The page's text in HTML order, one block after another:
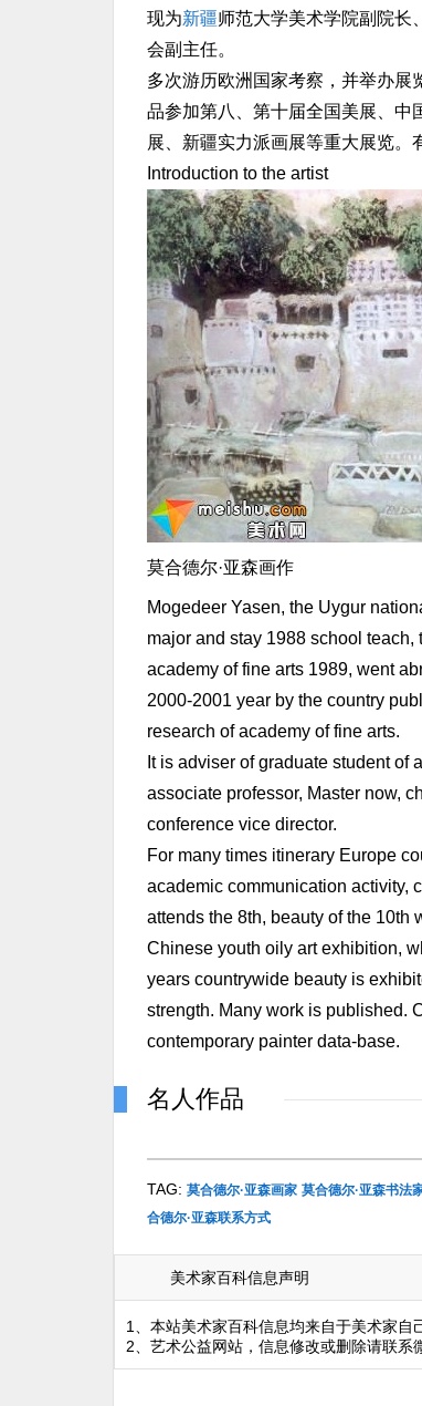
现为新疆师范大学美术学院副院长
会副主任。
多次游历欧洲国家考察，并举办
品参加第八、第十届全国美展、中
展、新疆实力派画展等重大展览。
Introduction to the artist
莫合德尔·亚森画作
Mogedeer Yasen, the Uygur
major and stay 1988 school teach,
academy of fine arts 1989, went
2000-2001 year by the country
research of academy of fine arts.
It is adviser of graduate student of
associate professor, Master now,
conference vice director.
For many times itinerary Europe
academic communication activity,
attends the 8th, beauty of the 10th
Chinese youth oily art exhibition,
years countrywide beauty is
strength. Many work is published.
contemporary painter data-base.
名人作品
TAG: 莫合德尔·亚森画家 莫合德尔·亚森书法
合德尔·亚森联系方式
美术家百科信息声明
1、本站美术家百科信息均来自于美术家自
2、艺术公益网站，信息修改或删除请联系